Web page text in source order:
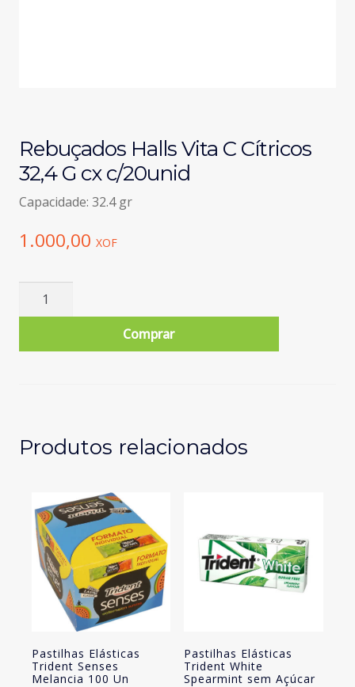
Rebuçados Halls Vita C Cítricos
32,4 G cx c/20unid
Capacidade: 32.4 gr
1.000,00 XOF
Quantidade
Halls
G
Comprar
Produtos relacionados
Pastilhas Elásticas
Trident Senses
Melancia 100 Un
Pastilhas Elásticas
Trident White
Spearmint sem Açúcar